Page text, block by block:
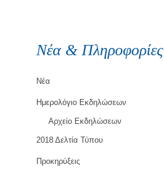
Νέα & Πληροφορίες
Νέα
Ημερολόγιο Εκδηλώσεων
Αρχείο Εκδηλώσεων
2018 Δελτία Τύπου
Προκηρύξεις